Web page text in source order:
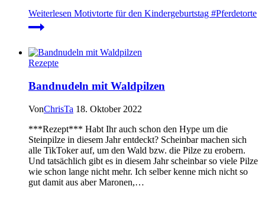
Weiterlesen Motivtorte für den Kindergeburtstag #Pferdetorte
Rezepte
Bandnudeln mit Waldpilzen
VonChrisTa 18. Oktober 2022
***Rezept*** Habt Ihr auch schon den Hype um die
Steinpilze in diesem Jahr entdeckt? Scheinbar machen sich
alle TikToker auf, um den Wald bzw. die Pilze zu erobern.
Und tatsächlich gibt es in diesem Jahr scheinbar so viele Pilze
wie schon lange nicht mehr. Ich selber kenne mich nicht so
gut damit aus aber Maronen,…